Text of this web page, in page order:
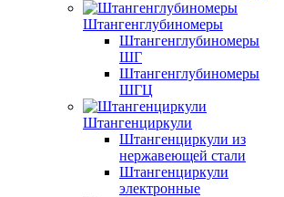
Штангенглубиномеры
Штангенглубиномеры
ШГ
Штангенглубиномеры
ШГЦ
Штангенциркули
Штангенциркули из
нержавеющей стали
Штангенциркули
электронные